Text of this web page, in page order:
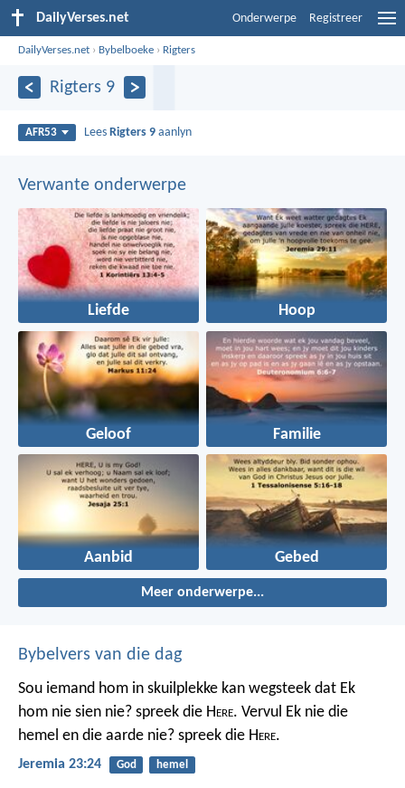
DailyVerses.net Onderwerpe Registreer
DailyVerses.net › Bybelboeke › Rigters
Rigters 9
AFR53 Lees Rigters 9 aanlyn
Verwante onderwerpe
Liefde Hoop
Geloof Familie
Aanbid Gebed
Meer onderwerpe...
Bybelvers van die dag
Sou iemand hom in skuilplekke kan wegsteek dat Ek
hom nie sien nie? spreek die Here. Vervul Ek nie die
hemel en die aarde nie? spreek die Here.
Jeremia 23:24 God hemel